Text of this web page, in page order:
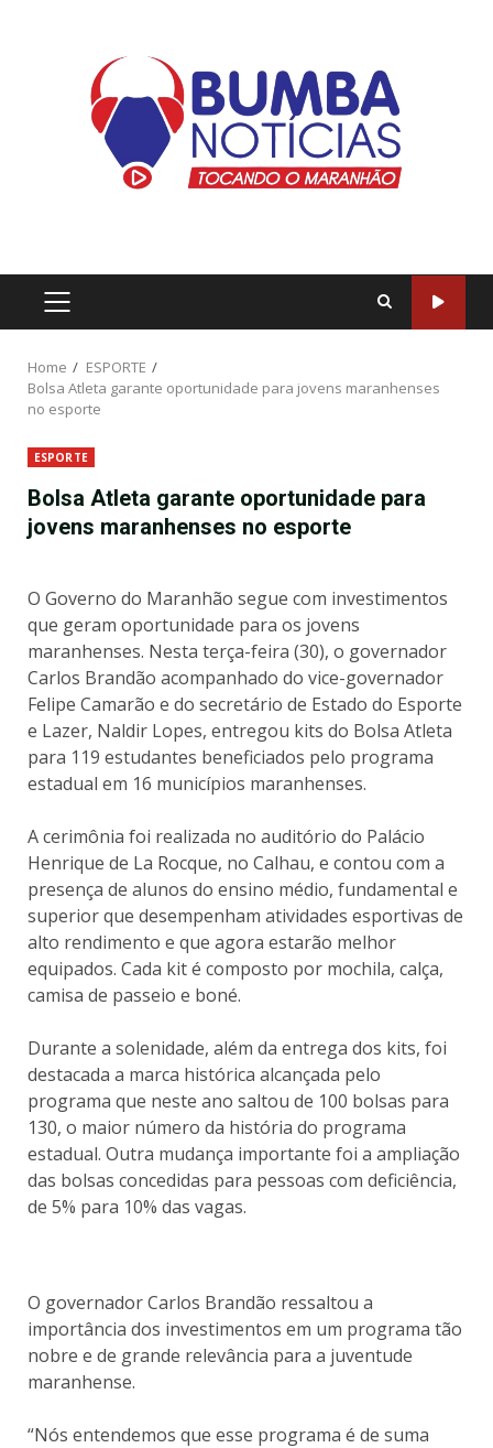
Home
ESPORTE
Bolsa Atleta garante oportunidade para jovens maranhenses
no esporte
ESPORTE
Bolsa Atleta garante oportunidade para
jovens maranhenses no esporte
O Governo do Maranhão segue com investimentos
que geram oportunidade para os jovens
maranhenses. Nesta terça-feira (30), o governador
Carlos Brandão acompanhado do vice-governador
Felipe Camarão e do secretário de Estado do Esporte
e Lazer, Naldir Lopes, entregou kits do Bolsa Atleta
para 119 estudantes beneficiados pelo programa
estadual em 16 municípios maranhenses.
A cerimônia foi realizada no auditório do Palácio
Henrique de La Rocque, no Calhau, e contou com a
presença de alunos do ensino médio, fundamental e
superior que desempenham atividades esportivas de
alto rendimento e que agora estarão melhor
equipados. Cada kit é composto por mochila, calça,
camisa de passeio e boné.
Durante a solenidade, além da entrega dos kits, foi
destacada a marca histórica alcançada pelo
programa que neste ano saltou de 100 bolsas para
130, o maior número da história do programa
estadual. Outra mudança importante foi a ampliação
das bolsas concedidas para pessoas com deficiência,
de 5% para 10% das vagas.
O governador Carlos Brandão ressaltou a
importância dos investimentos em um programa tão
nobre e de grande relevância para a juventude
maranhense.
“Nós entendemos que esse programa é de suma